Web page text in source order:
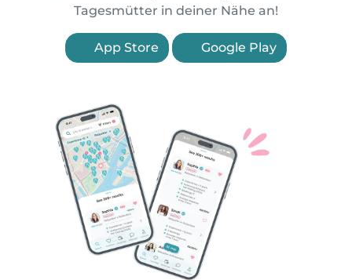
Tagesmütter in deiner Nähe an!
App Store Google Play